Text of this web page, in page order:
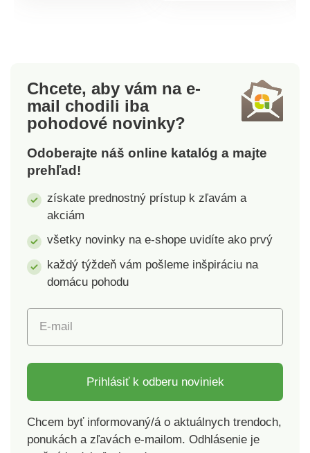
Basilico.
Chcete, aby vám na e-
mail chodili iba
pohodové novinky?
Odoberajte náš online katalóg a majte
prehľad!
získate prednostný prístup k zľavám a
akciám
všetky novinky na e-shope uvidíte ako prvý
každý týždeň vám pošleme inšpiráciu na
domácu pohodu
E-mail
Prihlásiť k odberu noviniek
Chcem byť informovaný/á o aktuálnych trendoch,
ponukách a zľavách e-mailom. Odhlásenie je